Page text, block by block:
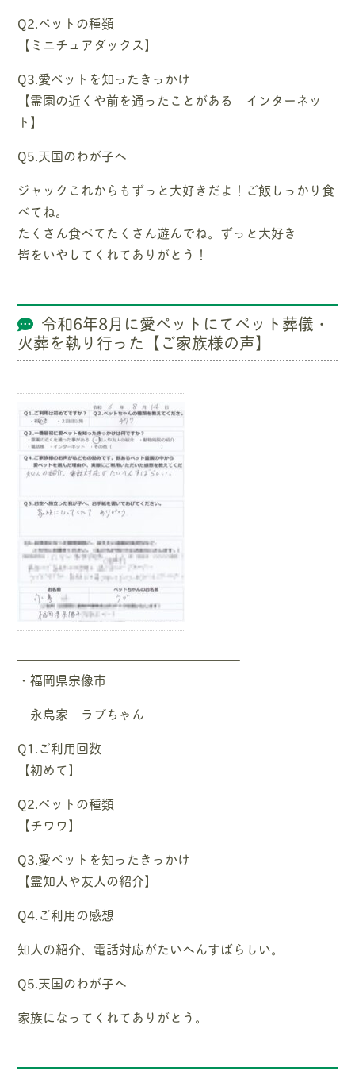
Q2.ペットの種類
【ミニチュアダックス】
Q3.愛ペットを知ったきっかけ
【霊園の近くや前を通ったことがある インターネッ
ト】
Q5.天国のわが子へ
ジャックこれからもずっと大好きだよ！ご飯しっかり食
べてね。
たくさん食べてたくさん遊んでね。ずっと大好き
皆をいやしてくれてありがとう！
令和6年8月に愛ペットにてペット葬儀・
火葬を執り行った【ご家族様の声】
—————————————————–
・福岡県宗像市
永島家 ラブちゃん
Q1.ご利用回数
【初めて】
Q2.ペットの種類
【チワワ】
Q3.愛ペットを知ったきっかけ
【霊知人や友人の紹介】
Q4.ご利用の感想
知人の紹介、電話対応がたいへんすばらしい。
Q5.天国のわが子へ
家族になってくれてありがとう。